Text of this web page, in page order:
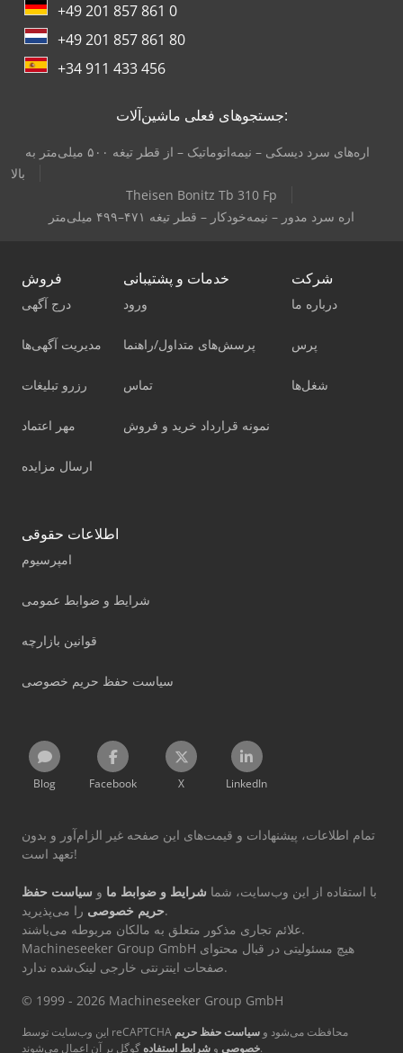
+49 201 857 861 0
+49 201 857 861 80
+34 911 433 456
جستجوهای فعلی ماشین‌آلات:
اره‌های سرد دیسکی – نیمه‌اتوماتیک – از قطر تیغه ۵۰۰ میلی‌متر به
بالا
Theisen Bonitz Tb 310 Fp
اره‌ سرد مدور – نیمه‌خودکار – قطر تیغه ۴۷۱–۴۹۹ میلی‌متر
فروش
درج آگهی
مدیریت آگهی‌ها
رزرو تبلیغات
مهر اعتماد
ارسال مزایده
خدمات و پشتیبانی
ورود
پرسش‌های متداول/راهنما
تماس
نمونه قرارداد خرید و فروش
شرکت
درباره ما
پرس
شغل‌ها
اطلاعات حقوقی
امپرسیوم
شرایط و ضوابط عمومی
قوانین بازارچه
سیاست حفظ حریم خصوصی
Blog Facebook X LinkedIn
تمام اطلاعات، پیشنهادات و قیمت‌های این صفحه غیر الزام‌آور و بدون
تعهد است!
با استفاده از این وب‌سایت، شما شرایط و ضوابط ما و سیاست حفظ
حریم خصوصیرا می‌پذیرید.
علائم تجاری مذکور متعلق به مالکان مربوطه می‌باشند.
Machineseeker Group GmbH هیچ مسئولیتی در قبال محتوای
صفحات اینترنتی خارجی لینک‌شده ندارد.
© 1999 - 2026 Machineseeker Group GmbH
این وب‌سایت توسط reCAPTCHA محافظت می‌شود و سیاست حفظ حریم
خصوصی و شرایط استفاده گوگل بر آن اعمال می‌شوند.